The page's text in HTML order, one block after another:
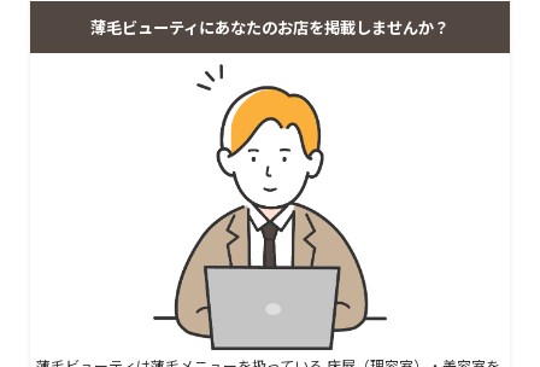
薄毛ビューティにあなたのお店を掲載しませんか？